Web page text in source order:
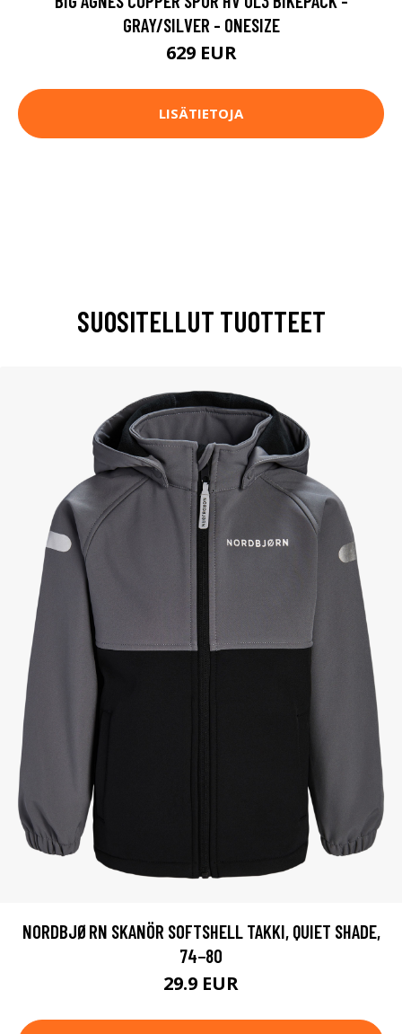
GRAY/SILVER - ONESIZE
629 EUR
LISÄTIETOJA
SUOSITELLUT TUOTTEET
NORDBJØRN SKANÖR SOFTSHELL TAKKI, QUIET SHADE,
74−80
29.9 EUR